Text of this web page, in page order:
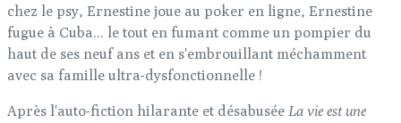
chez le psy, Ernestine joue au poker en ligne, Ernestine
fugue à Cuba... le tout en fumant comme un pompier du
haut de ses neuf ans et en s'embrouillant méchamment
avec sa famille ultra-dysfonctionnelle !
Après l'auto-fiction hilarante et désabusée La vie est une